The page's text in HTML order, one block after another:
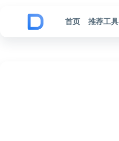
首页
推荐工具